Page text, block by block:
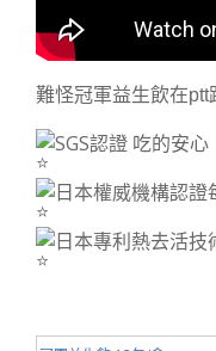
難怪冠軍益生飲在ptt
SGS認證 吃的安心
日本權威機構認
日本專利熱去活技